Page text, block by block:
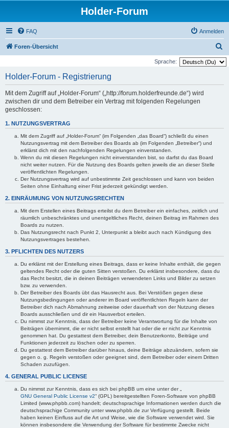
Holder-Forum
FAQ Anmelden
Foren-Übersicht
u
Sprache:
Holder-Forum - Registrierung
Mit dem Zugriff auf „Holder-Forum“ („http://forum.holderfreunde.de“) wird
zwischen dir und dem Betreiber ein Vertrag mit folgenden Regelungen
geschlossen:
1. NUTZUNGSVERTRAG
Mit dem Zugriff auf „Holder-Forum“ (im Folgenden „das Board“) schließt du einen
Nutzungsvertrag mit dem Betreiber des Boards ab (im Folgenden „Betreiber“) und
erklärst dich mit den nachfolgenden Regelungen einverstanden.
Wenn du mit diesen Regelungen nicht einverstanden bist, so darfst du das Board
nicht weiter nutzen. Für die Nutzung des Boards gelten jeweils die an dieser Stelle
veröffentlichten Regelungen.
Der Nutzungsvertrag wird auf unbestimmte Zeit geschlossen und kann von beiden
Seiten ohne Einhaltung einer Frist jederzeit gekündigt werden.
2. EINRÄUMUNG VON NUTZUNGSRECHTEN
Mit dem Erstellen eines Beitrags erteilst du dem Betreiber ein einfaches, zeitlich und
räumlich unbeschränktes und unentgeltliches Recht, deinen Beitrag im Rahmen des
Boards zu nutzen.
Das Nutzungsrecht nach Punkt 2, Unterpunkt a bleibt auch nach Kündigung des
Nutzungsvertrages bestehen.
3. PFLICHTEN DES NUTZERS
Du erklärst mit der Erstellung eines Beitrags, dass er keine Inhalte enthält, die gegen
geltendes Recht oder die guten Sitten verstoßen. Du erklärst insbesondere, dass du
das Recht besitzt, die in deinen Beiträgen verwendeten Links und Bilder zu setzen
bzw. zu verwenden.
Der Betreiber des Boards übt das Hausrecht aus. Bei Verstößen gegen diese
Nutzungsbedingungen oder anderer im Board veröffentlichten Regeln kann der
Betreiber dich nach Abmahnung zeitweise oder dauerhaft von der Nutzung dieses
Boards ausschließen und dir ein Hausverbot erteilen.
Du nimmst zur Kenntnis, dass der Betreiber keine Verantwortung für die Inhalte von
Beiträgen übernimmt, die er nicht selbst erstellt hat oder die er nicht zur Kenntnis
genommen hat. Du gestattest dem Betreiber, dein Benutzerkonto, Beiträge und
Funktionen jederzeit zu löschen oder zu sperren.
Du gestattest dem Betreiber darüber hinaus, deine Beiträge abzuändern, sofern sie
gegen o. g. Regeln verstoßen oder geeignet sind, dem Betreiber oder einem Dritten
Schaden zuzufügen.
4. GENERAL PUBLIC LICENSE
Du nimmst zur Kenntnis, dass es sich bei phpBB um eine unter der „
GNU General Public License v2“ (GPL) bereitgestellten Foren-Software von phpBB
Limited (www.phpbb.com) handelt; deutschsprachige Informationen werden durch die
deutschsprachige Community unter www.phpbb.de zur Verfügung gestellt. Beide
haben keinen Einfluss auf die Art und Weise, wie die Software verwendet wird. Sie
können insbesondere die Verwendung der Software für bestimmte Zwecke nicht